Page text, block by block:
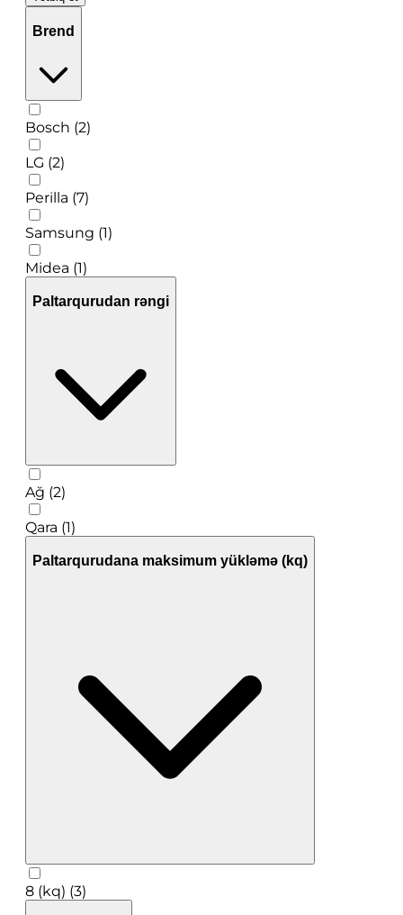
Brend
Bosch (2)
LG (2)
Perilla (7)
Samsung (1)
Midea (1)
Paltarqurudan rəngi
Ağ (2)
Qara (1)
Paltarqurudana maksimum yükləmə (kq)
8 (kq) (3)